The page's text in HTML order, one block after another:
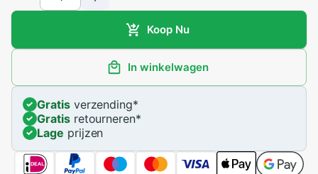
Koop Nu
In winkelwagen
Gratisverzending*
Gratisretourneren*
Lage prijzen